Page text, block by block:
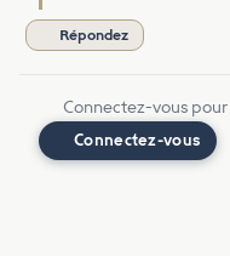
Répondez
Connectez-vous
Connectez-vous